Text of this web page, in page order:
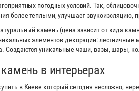
погодных условий. Так,
более теплыми, улучшает звукоизоляцию,
камень (цена зависит от вида
элементов декорации:
Создаются уникальные чаши, вазы, шары,
в интерьерах
в Киеве который сегодня несложно,